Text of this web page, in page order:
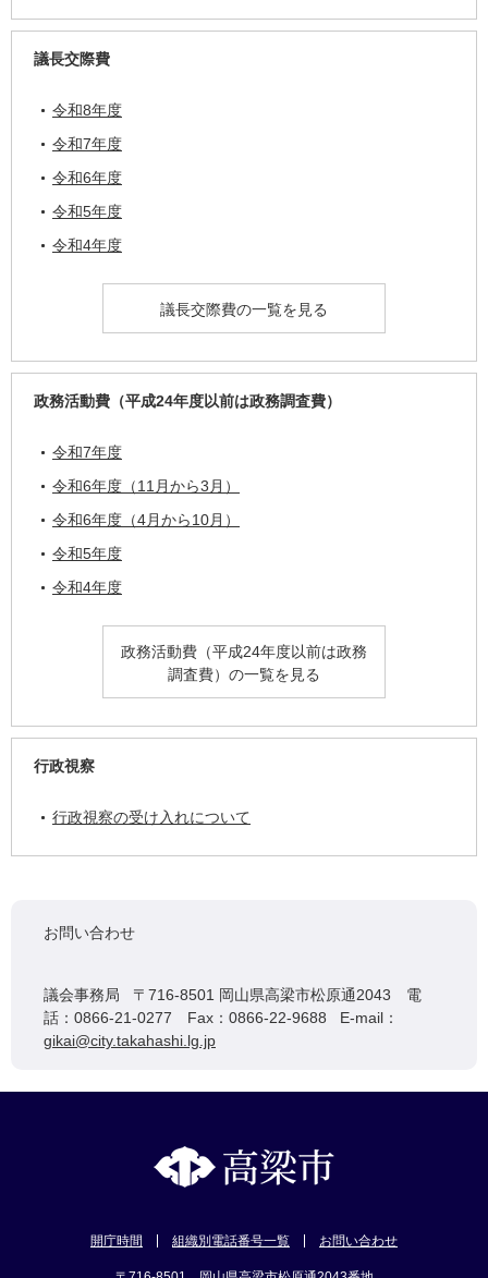
議長交際費
令和8年度
令和7年度
令和6年度
令和5年度
令和4年度
議長交際費の一覧を見る
政務活動費（平成24年度以前は政務調査費）
令和7年度
令和6年度（11月から3月）
令和6年度（4月から10月）
令和5年度
令和4年度
政務活動費（平成24年度以前は政務
調査費）の一覧を見る
行政視察
行政視察の受け入れについて
お問い合わせ
議会事務局 〒716-8501 岡山県高梁市松原通2043 電
話：0866-21-0277 Fax：0866-22-9688 E-mail：
gikai@city.takahashi.lg.jp
開庁時間 組織別電話番号一覧 お問い合わせ